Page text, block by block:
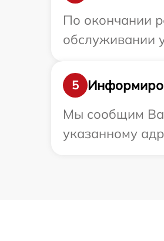
По окончании
обслуживании
5
Мы сообщим
указанному